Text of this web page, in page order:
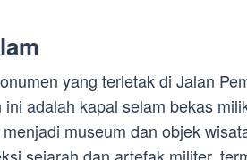
yang terletak di Jalan
adalah kapal selam bekas
museum dan objek